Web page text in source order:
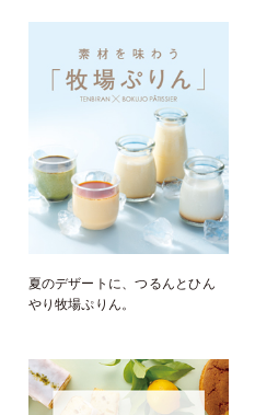
夏のデザートに、つるんとひん
やり牧場ぷりん。